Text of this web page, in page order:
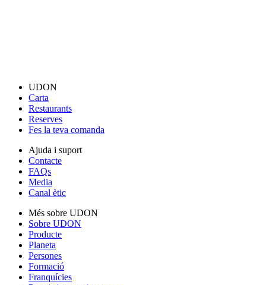
UDON
Carta
Restaurants
Reserves
Fes la teva comanda
Ajuda i suport
Contacte
FAQs
Media
Canal ètic
Més sobre UDON
Sobre UDON
Producte
Planeta
Persones
Formació
Franquícies